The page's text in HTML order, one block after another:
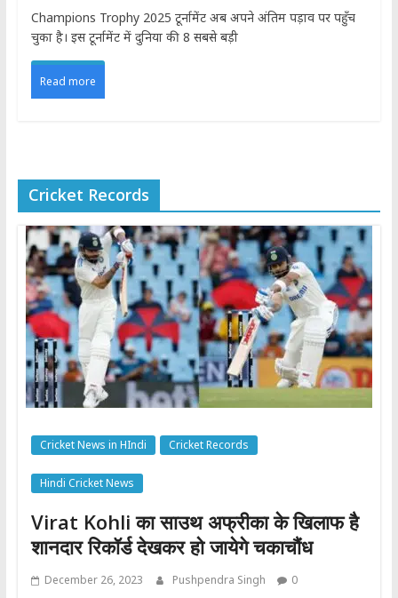
Champions Trophy 2025 टूर्नामेंट अब अपने अंतिम पड़ाव पर पहुँच
चुका है। इस टूर्नामेंट में दुनिया की 8 सबसे बड़ी
Read more
Cricket Records
Cricket News in HIndi Cricket Records
Hindi Cricket News
Virat Kohli का साउथ अफ्रीका के खिलाफ है
शानदार रिकॉर्ड देखकर हो जायेगे चकाचौंध
December 26, 2023 Pushpendra Singh 0